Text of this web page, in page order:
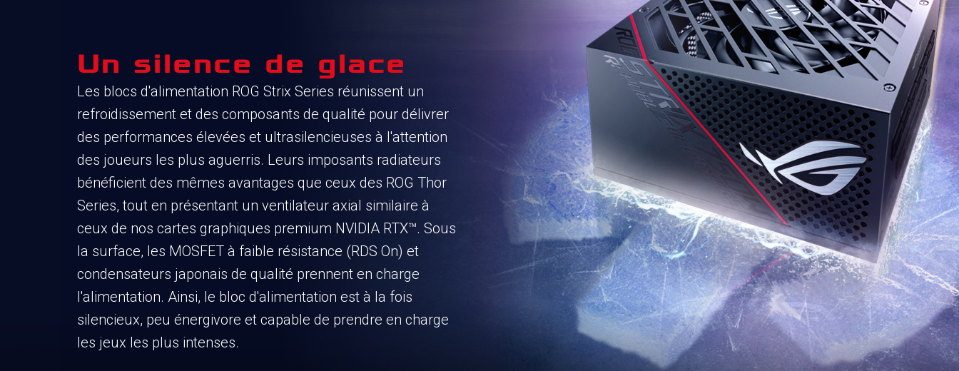
Un silence de glace
Les blocs d'alimentation ROG Strix Series réunissent un
refroidissement et des composants de qualité pour délivrer
des performances élevées et ultrasilencieuses à l'attention
des joueurs les plus aguerris. Leurs imposants radiateurs
bénéficient des mêmes avantages que ceux des ROG Thor
Series, tout en présentant un ventilateur axial similaire à
ceux de nos cartes graphiques premium NVIDIA RTX™. Sous
la surface, les MOSFET à faible résistance (RDS On) et
condensateurs japonais de qualité prennent en charge
l'alimentation. Ainsi, le bloc d'alimentation est à la fois
silencieux, peu énergivore et capable de prendre en charge
les jeux les plus intenses.